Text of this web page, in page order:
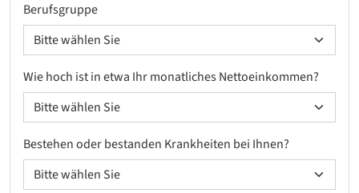
Berufsgruppe
Wie hoch ist in etwa Ihr monatliches Nettoeinkommen?
Bestehen oder bestanden Krankheiten bei Ihnen?